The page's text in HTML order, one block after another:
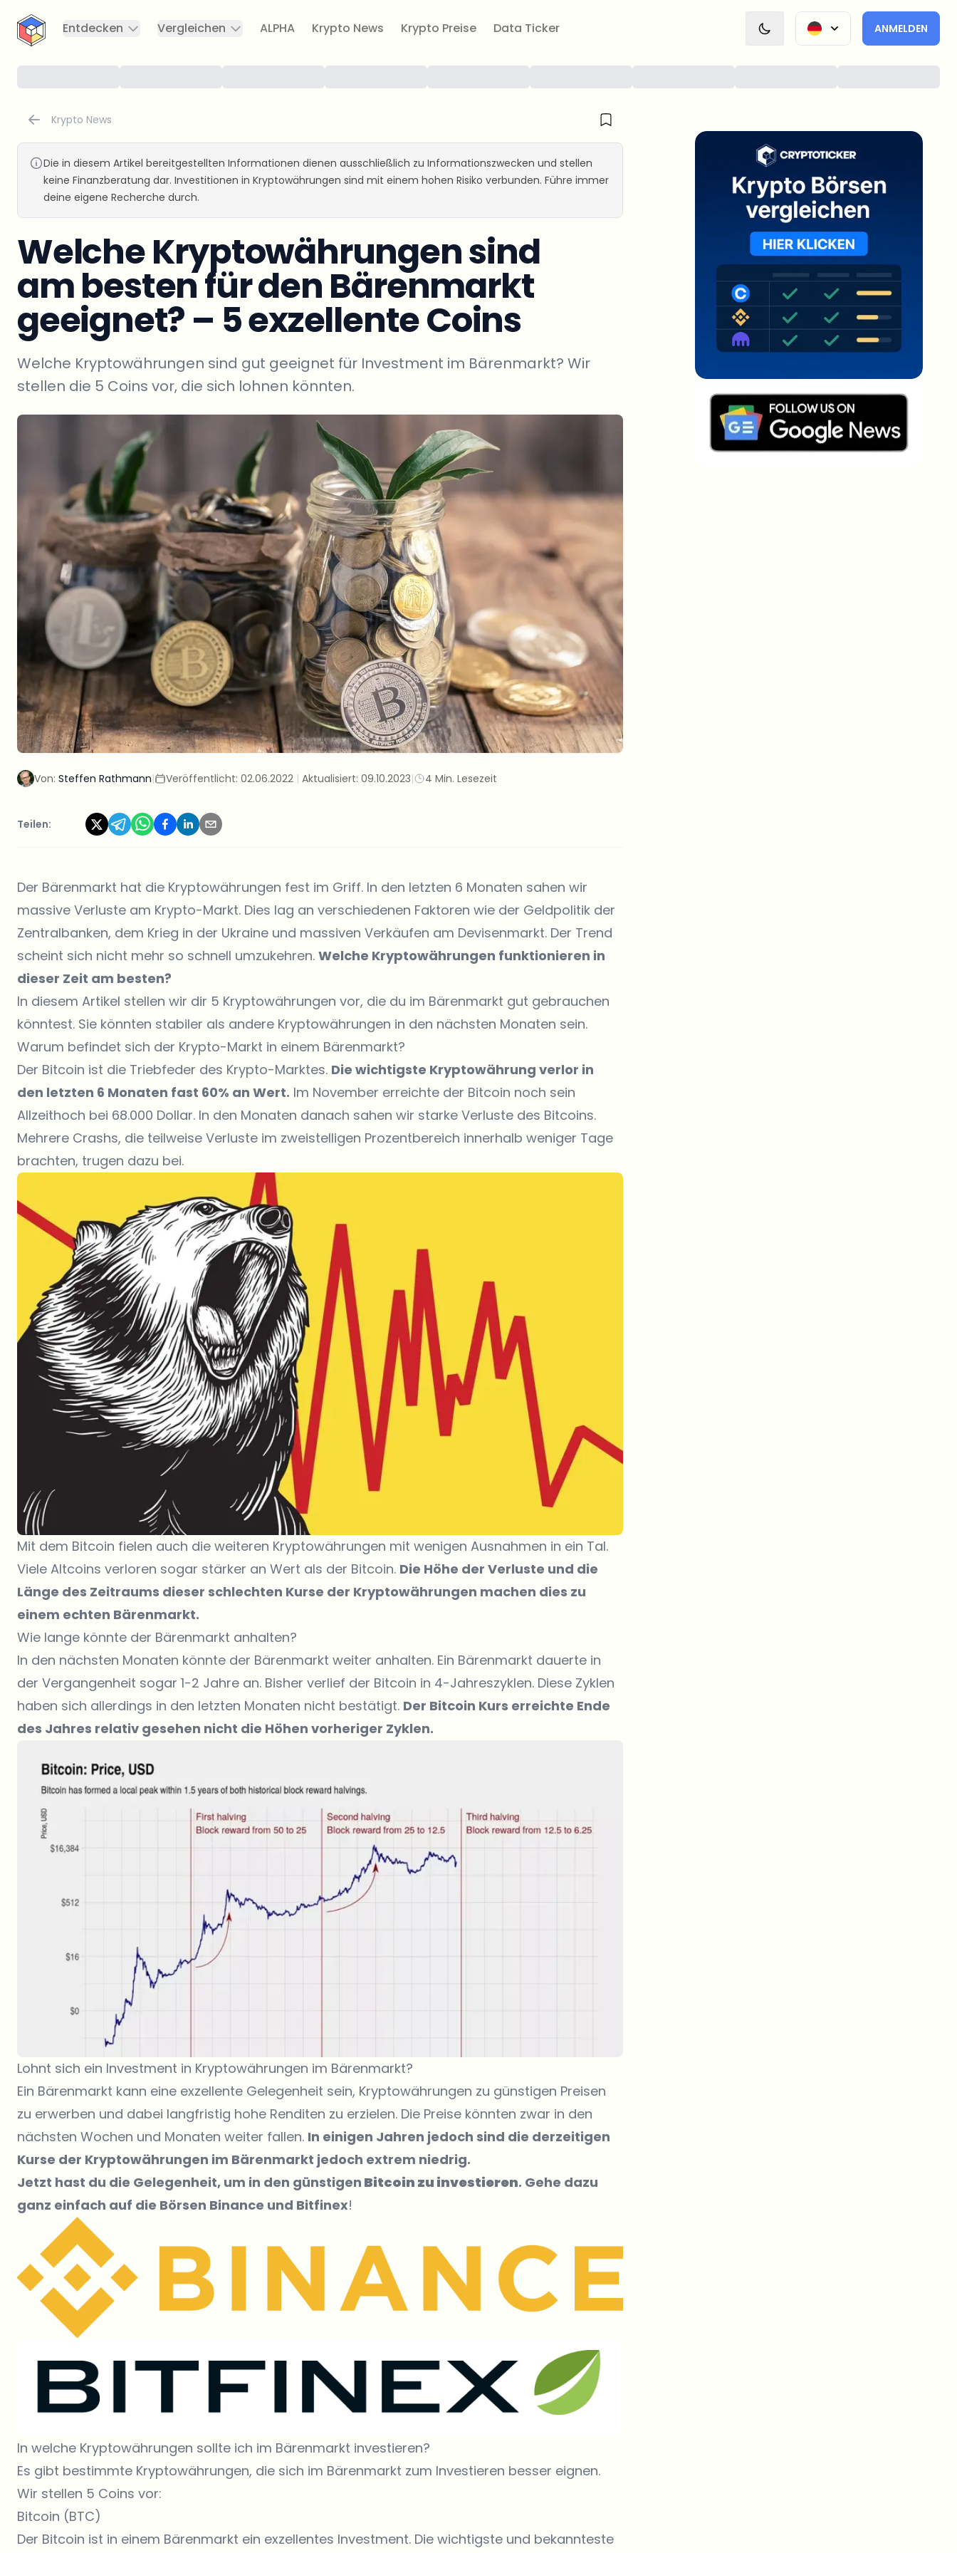
CryptoTicker
Entdecken
Vergleichen ALPHA Krypto News Krypto Preise Data Ticker ANMELDEN
Krypto News
Die in diesem Artikel bereitgestellten Informationen dienen ausschließlich zu Informationszwecken und stellen
keine Finanzberatung dar. Investitionen in Kryptowährungen sind mit einem hohen Risiko verbunden. Führe immer
deine eigene Recherche durch.
Welche Kryptowährungen sind
am besten für den Bärenmarkt
geeignet? – 5 exzellente Coins
Welche Kryptowährungen sind gut geeignet für Investment im Bärenmarkt? Wir
stellen die 5 Coins vor, die sich lohnen könnten.
Von: Steffen Rathmann| Veröffentlicht: 02.06.2022 | Aktualisiert: 09.10.2023| 4 Min. Lesezeit
Teilen:
Der Bärenmarkt hat die Kryptowährungen fest im Griff. In den letzten 6 Monaten sahen wir
massive Verluste am Krypto-Markt. Dies lag an verschiedenen Faktoren wie der Geldpolitik der
Zentralbanken, dem Krieg in der Ukraine und massiven Verkäufen am Devisenmarkt. Der Trend
scheint sich nicht mehr so schnell umzukehren. Welche Kryptowährungen funktionieren in
dieser Zeit am besten?
In diesem Artikel stellen wir dir 5 Kryptowährungen vor, die du im Bärenmarkt gut gebrauchen
könntest. Sie könnten stabiler als andere Kryptowährungen in den nächsten Monaten sein.
Warum befindet sich der Krypto-Markt in einem Bärenmarkt?
Der Bitcoin ist die Triebfeder des Krypto-Marktes. Die wichtigste Kryptowährung verlor in
den letzten 6 Monaten fast 60% an Wert. Im November erreichte der Bitcoin noch sein
Allzeithoch bei 68.000 Dollar. In den Monaten danach sahen wir starke Verluste des Bitcoins.
Mehrere Crashs, die teilweise Verluste im zweistelligen Prozentbereich innerhalb weniger Tage
brachten, trugen dazu bei.
Mit dem Bitcoin fielen auch die weiteren Kryptowährungen mit wenigen Ausnahmen in ein Tal.
Viele Altcoins verloren sogar stärker an Wert als der Bitcoin. Die Höhe der Verluste und die
Länge des Zeitraums dieser schlechten Kurse der Kryptowährungen machen dies zu
einem echten Bärenmarkt.
Wie lange könnte der Bärenmarkt anhalten?
In den nächsten Monaten könnte der Bärenmarkt weiter anhalten. Ein Bärenmarkt dauerte in
der Vergangenheit sogar 1-2 Jahre an. Bisher verlief der Bitcoin in 4-Jahreszyklen. Diese Zyklen
haben sich allerdings in den letzten Monaten nicht bestätigt. Der Bitcoin Kurs erreichte Ende
des Jahres relativ gesehen nicht die Höhen vorheriger Zyklen.
Lohnt sich ein Investment in Kryptowährungen im Bärenmarkt?
Ein Bärenmarkt kann eine exzellente Gelegenheit sein, Kryptowährungen zu günstigen Preisen
zu erwerben und dabei langfristig hohe Renditen zu erzielen. Die Preise könnten zwar in den
nächsten Wochen und Monaten weiter fallen. In einigen Jahren jedoch sind die derzeitigen
Kurse der Kryptowährungen im Bärenmarkt jedoch extrem niedrig.
Jetzt hast du die Gelegenheit, um in den günstigen Bitcoin zu investieren. Gehe dazu
ganz einfach auf die Börsen Binance und Bitfinex!
In welche Kryptowährungen sollte ich im Bärenmarkt investieren?
Es gibt bestimmte Kryptowährungen, die sich im Bärenmarkt zum Investieren besser eignen.
Wir stellen 5 Coins vor:
Bitcoin (BTC)
Der Bitcoin ist in einem Bärenmarkt ein exzellentes Investment. Die wichtigste und bekannteste